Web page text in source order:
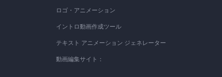
ロゴ・アニメーション
イントロ動画作成ツール
テキスト アニメーション ジェネレーター
動画編集サイト：